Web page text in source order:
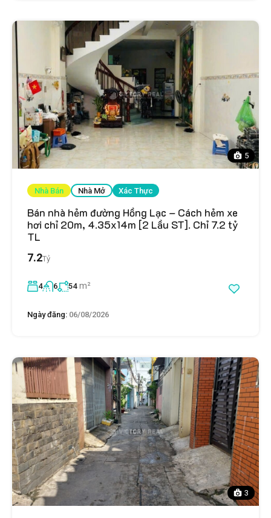
5
Nhà Bán Nhà Mở Xác Thực
Bán nhà hẻm đường Hồng Lạc – Cách hẻm xe
hơi chỉ 20m, 4.35x14m [2 Lầu ST]. Chỉ 7.2 tỷ
TL
7.2Tỷ
4 6 54 m²
Ngày đăng: 06/08/2026
3